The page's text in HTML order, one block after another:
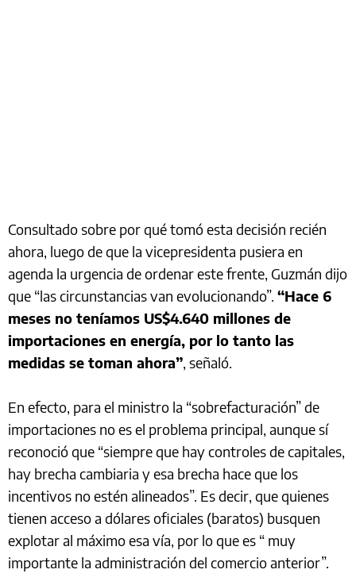
Consultado sobre por qué tomó esta decisión recién
ahora, luego de que la vicepresidenta pusiera en
agenda la urgencia de ordenar este frente, Guzmán dijo
que “las circunstancias van evolucionando”. “Hace 6
meses no teníamos US$4.640 millones de
importaciones en energía, por lo tanto las
medidas se toman ahora”, señaló.
En efecto, para el ministro la “sobrefacturación” de
importaciones no es el problema principal, aunque sí
reconoció que “siempre que hay controles de capitales,
hay brecha cambiaria y esa brecha hace que los
incentivos no estén alineados”. Es decir, que quienes
tienen acceso a dólares oficiales (baratos) busquen
explotar al máximo esa vía, por lo que es “ muy
importante la administración del comercio anterior”.